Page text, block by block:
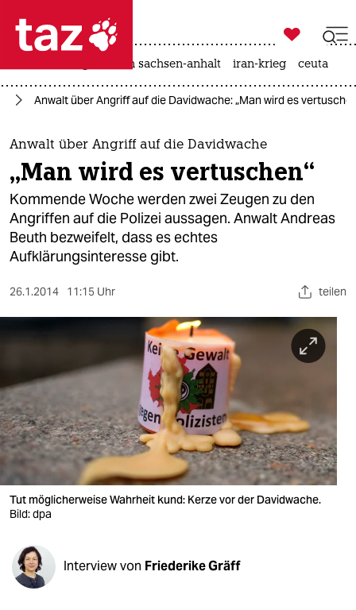
 taz zahl ich
taz zahl ich
themen
politik
öko
gesellschaft
kultur
sport
nord
wahrheit
verlag
verlag
shop
fragen & hilfe

taz zahl ich
landtagswahl in sachsen-anhalt iran-krieg ceuta
Anwalt über Angriff auf die Davidwache: „Man wird es
Anwalt über Angriff auf die Davidwache
„Man wird es vertuschen“
Kommende Woche werden zwei Zeugen zu den
Angriffen auf die Polizei aussagen. Anwalt Andreas
Beuth bezweifelt, dass es echtes
Aufklärungsinteresse gibt.
26.1.2014 11:15 Uhr teilen
Tut möglicherweise Wahrheit kund: Kerze vor der Davidwache.
Bild: dpa
Interview von Friederike Gräff